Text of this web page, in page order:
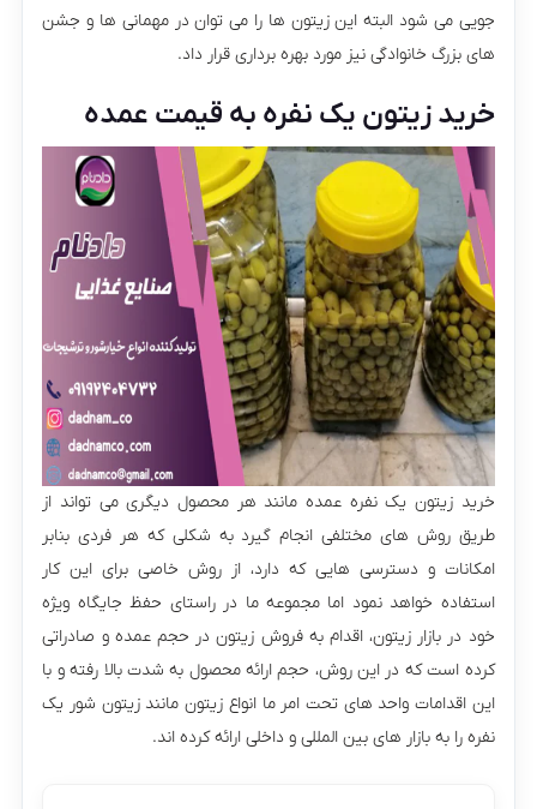
جویی می شود البته این زیتون ها را می توان در مهمانی ها و جشن
های بزرگ خانوادگی نیز مورد بهره برداری قرار داد.
خرید زیتون یک نفره به قیمت عمده
خرید زیتون یک نفره عمده مانند هر محصول دیگری می تواند از
طریق روش های مختلفی انجام گیرد به شکلی که هر فردی بنابر
امکانات و دسترسی هایی که دارد، از روش خاصی برای این کار
استفاده خواهد نمود اما مجموعه ما در راستای حفظ جایگاه ویژه
خود در بازار زیتون، اقدام به فروش زیتون در حجم عمده و صادراتی
کرده است که در این روش، حجم ارائه محصول به شدت بالا رفته و با
این اقدامات واحد های تحت امر ما انواع زیتون مانند زیتون شور یک
نفره را به بازار های بین المللی و داخلی ارائه کرده اند.